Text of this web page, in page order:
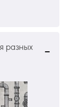
разных